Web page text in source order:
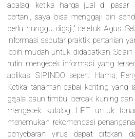
apalagi ketika harga jual di pasar
bertani, saya bisa menggaji diri
perlu nunggu digaji,” celetuk Agus.
informasi seputar praktik pertanian
lebih mudah untuk didapatkan.
rutin mengecek informasi yang
aplikasi SIPINDO seperti Hama,
Ketika tanaman cabai keriting yang
gejala daun timbul bercak kuning
mengecek katalog HPT untuk
menemukan rekomendasi
penyebaran virus dapat ditekan